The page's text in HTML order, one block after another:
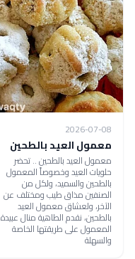
2026-07-08
معمول العيد بالطحين
معمول العيد بالطحين .. تحضر
حلويات العيد وخصوصاً المعمول
بالطحين والسميد، ولكل من
الصنفين مذاق طيب ومختلف عن
الآخر، ولعشاق معمول العيد
بالطحين، نقدم الطاهية منال عبيدة
المعمول على طريقتها الخاصة
والسهلة